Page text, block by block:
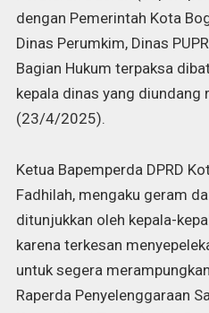
dengan Pemerintah Kota
Dinas Perumkim, Dinas
Bagian Hukum terpaksa
kepala dinas yang diundang
(23/4/2025).
Ketua Bapemperda DPRD
Fadhilah, mengaku geram
ditunjukkan oleh kepala-
karena terkesan
untuk segera
Raperda Penyelenggaraan